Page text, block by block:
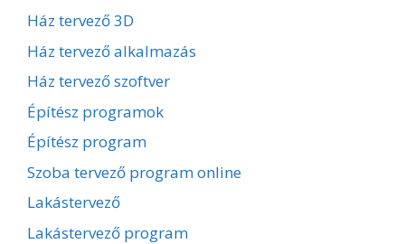
Ház tervező 3D
Ház tervező alkalmazás
Ház tervező szoftver
Építész programok
Építész program
Szoba tervező program online
Lakástervező
Lakástervező program